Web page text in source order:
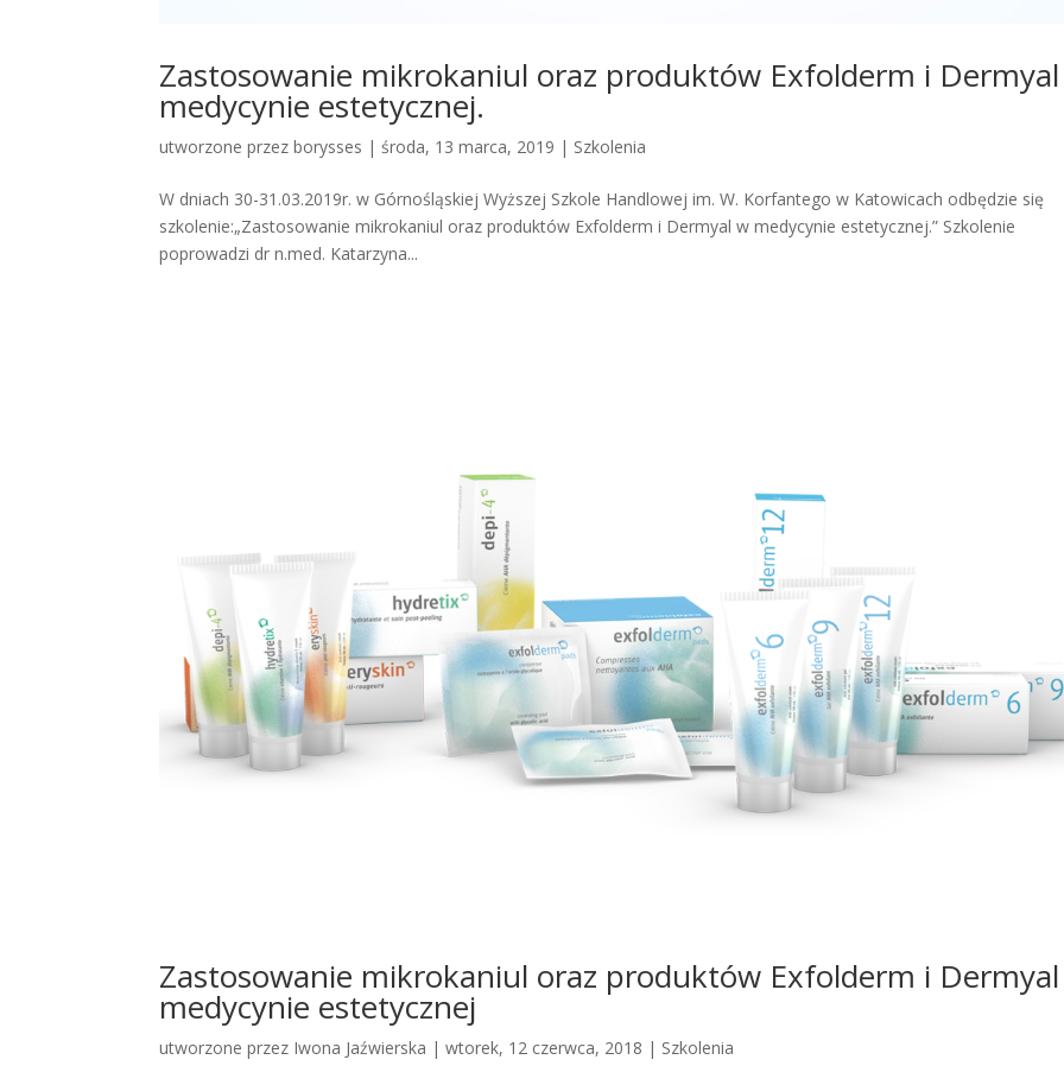
Zastosowanie mikrokaniul oraz produktów Exfolderm i
medycynie estetycznej.
utworzone przezborysses |środa, 13 marca, 2019 | Szkolenia
W dniach 30-31.03.2019r. w Górnośląskiej Wyższej Szkole Handlowej im. W. Korfantego w Katowicach odbędzie się
szkolenie:„Zastosowanie mikrokaniul oraz produktów Exfolderm i Dermyal w medycynie estetycznej.” Szkolenie
poprowadzi dr n.med. Katarzyna...
Zastosowanie mikrokaniul oraz produktów Exfolderm i
medycynie estetycznej
utworzone przez Iwona Jaźwierska |wtorek, 12 czerwca, 2018 | Szkolenia